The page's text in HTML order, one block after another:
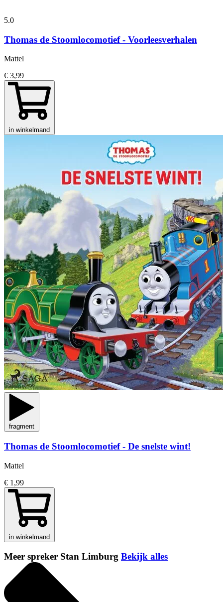
5.0
Thomas de Stoomlocomotief - Voorleesverhalen
Mattel
€ 3,99
in winkelmand
fragment
Thomas de Stoomlocomotief - De snelste wint!
Mattel
€ 1,99
in winkelmand
Meer spreker Stan Limburg Bekijk alles